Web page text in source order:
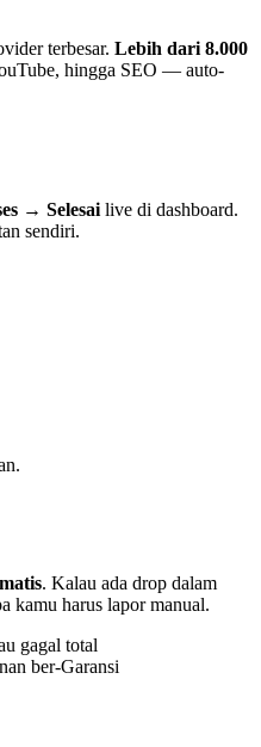
terbesar. Lebih dari 8.000
hingga SEO — auto-
→ Selesai live di dashboard.
sendiri.
. Kalau ada drop dalam
kamu harus lapor manual.
gagal total
ber-Garansi